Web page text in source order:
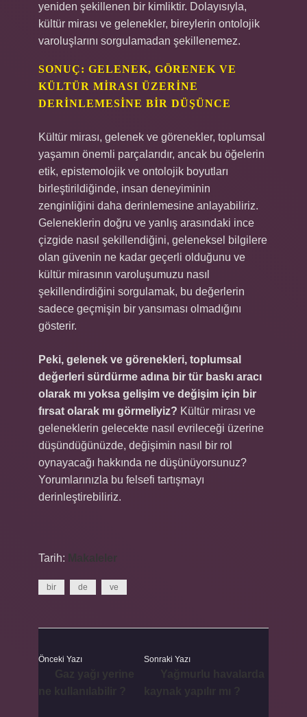
yeniden şekillenen bir kimliktir. Dolayısıyla,
kültür mirası ve gelenekler, bireylerin ontolojik
varoluşlarını sorgulamadan şekillenemez.
SONUÇ: GELENEK, GÖRENEK VE
KÜLTÜR MIRASI ÜZERINE
DERINLEMESINE BIR DÜŞÜNCE
Kültür mirası, gelenek ve görenekler, toplumsal
yaşamın önemli parçalarıdır, ancak bu öğelerin
etik, epistemolojik ve ontolojik boyutları
birleştirildiğinde, insan deneyiminin
zenginliğini daha derinlemesine anlayabiliriz.
Geleneklerin doğru ve yanlış arasındaki ince
çizgide nasıl şekillendiğini, geleneksel bilgilere
olan güvenin ne kadar geçerli olduğunu ve
kültür mirasının varoluşumuzu nasıl
şekillendirdiğini sorgulamak, bu değerlerin
sadece geçmişin bir yansıması olmadığını
gösterir.
Peki, gelenek ve görenekleri, toplumsal
değerleri sürdürme adına bir tür baskı aracı
olarak mı yoksa gelişim ve değişim için bir
fırsat olarak mı görmeliyiz? Kültür mirası ve
geleneklerin gelecekte nasıl evrileceği üzerine
düşündüğünüzde, değişimin nasıl bir rol
oynayacağı hakkında ne düşünüyorsunuz?
Yorumlarınızla bu felsefi tartışmayı
derinleştirebiliriz.
Tarih: Makaleler
bir de ve
Önceki Yazı Sonraki Yazı